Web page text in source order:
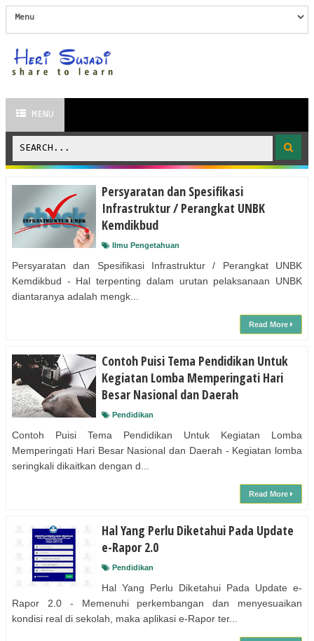
MENU
Persyaratan dan Spesifikasi
Infrastruktur / Perangkat UNBK
Kemdikbud
Ilmu Pengetahuan
Persyaratan dan Spesifikasi Infrastruktur / Perangkat UNBK
Kemdikbud - Hal terpenting dalam urutan pelaksanaan UNBK
diantaranya adalah mengk...
Read More
Contoh Puisi Tema Pendidikan Untuk
Kegiatan Lomba Memperingati Hari
Besar Nasional dan Daerah
Pendidikan
Contoh Puisi Tema Pendidikan Untuk Kegiatan Lomba
Memperingati Hari Besar Nasional dan Daerah - Kegiatan lomba
seringkali dikaitkan dengan d...
Read More
Hal Yang Perlu Diketahui Pada Update
e-Rapor 2.0
Pendidikan
Hal Yang Perlu Diketahui Pada Update e-
Rapor 2.0 - Memenuhi perkembangan dan menyesuaikan
kondisi real di sekolah, maka aplikasi e-Rapor ter...